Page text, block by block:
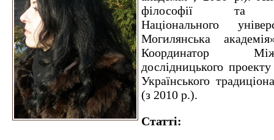
філософії та
Національного
Могилянська
Координатор
дослідницького
Українського
(з 2010 р.).
Статті: